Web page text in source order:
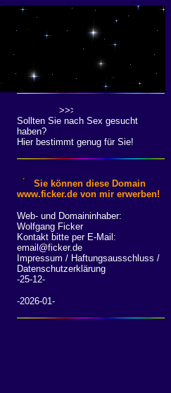
Sollten Sie nach Sex gesucht
haben?
Hier bestimmt genug für Sie!
Sie können diese Domain
www.ficker.de von mir erwerben!
Web- und Domaininhaber:
Wolfgang Ficker
Kontakt bitte per E-Mail:
email@ficker.de
Impressum / Haftungsausschluss /
Datenschutzerklärung
-25-12-
-2026-01-